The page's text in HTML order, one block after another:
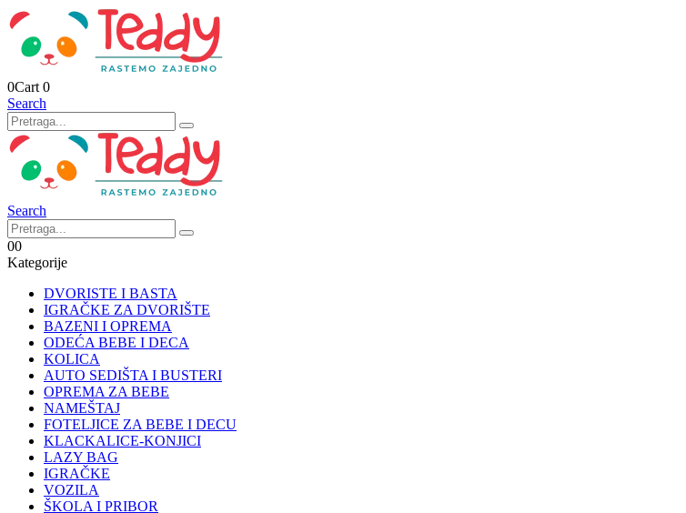
0Cart 0
Search
Search
00
Kategorije
DVORISTE I BASTA
IGRAČKE ZA DVORIŠTE
BAZENI I OPREMA
ODEĆA BEBE I DECA
KOLICA
AUTO SEDIŠTA I BUSTERI
OPREMA ZA BEBE
NAMEŠTAJ
FOTELJICE ZA BEBE I DECU
KLACKALICE-KONJICI
LAZY BAG
IGRAČKE
VOZILA
ŠKOLA I PRIBOR